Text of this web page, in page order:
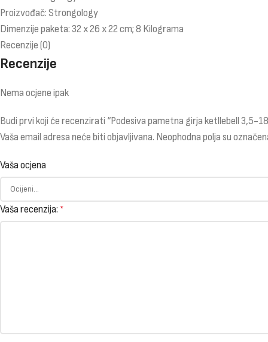
Proizvođač: Strongology
Dimenzije paketa: 32 x 26 x 22 cm; 8 Kilograma
Recenzije (0)
Recenzije
Nema ocjene ipak
Budi prvi koji će recenzirati “Podesiva pametna girja ketllebell 3,5-
Vaša email adresa neće biti objavljivana. Neophodna polja su
Vaša ocjena
Vaša recenzija: *